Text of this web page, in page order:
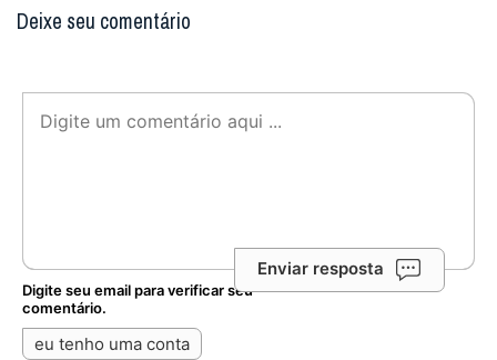
Deixe seu comentário
Enviar resposta
Digite seu email para verificar seu
comentário.
eu tenho uma conta